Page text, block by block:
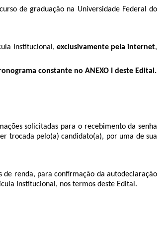
de graduação na Universidade Federal do
Institucional, exclusivamente pela internet,
constante no ANEXO I deste Edital.
solicitadas para o recebimento da senha
trocada pelo(a) candidato(a), por uma de sua
de renda, para confirmação da autodeclaração
Institucional, nos termos deste Edital.